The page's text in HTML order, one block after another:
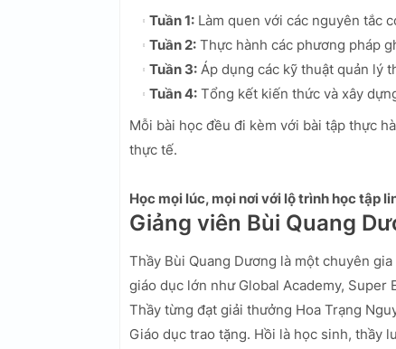
Tuần 1: Làm quen với các nguyên tắc
Tuần 2: Thực hành các phương pháp
Tuần 3: Áp dụng các kỹ thuật quản lý
Tuần 4: Tổng kết kiến thức và xây
Mỗi bài học đều đi kèm với bài tập thực
thực tế.
Học mọi lúc, mọi nơi với lộ trình học tập
Giảng viên Bùi Quang
Thầy Bùi Quang Dương là một chuyên
giáo dục lớn như Global Academy, Super
Thầy từng đạt giải thưởng Hoa Trạng
Giáo dục trao tặng. Hồi là học sinh, thầy